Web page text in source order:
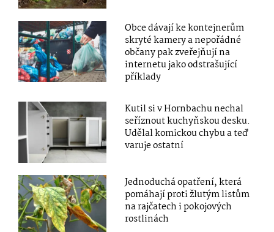
Obce dávají ke kontejnerům
skryté kamery a nepořádné
občany pak zveřejňují na
internetu jako odstrašující
příklady
Kutil si v Hornbachu nechal
seříznout kuchyňskou desku.
Udělal komickou chybu a teď
varuje ostatní
Jednoduchá opatření, která
pomáhají proti žlutým listům
na rajčatech i pokojových
rostlinách